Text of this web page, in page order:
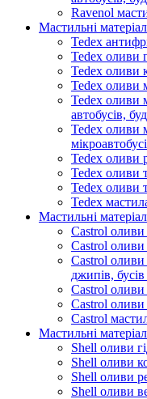
Ravenol
Мастильні
Tedex
Tedex оливи
Tedex оливи
Tedex оливи
Tedex оливи
автобусів,
Tedex оливи
Tedex оливи
Tedex оливи
Tedex оливи
Tedex
Мастильні
Castrol оливи
Castrol оливи
Castrol оливи
джипів,
Castrol оливи
Castrol оливи
Castrol
Мастильні
Shell оливи
Shell оливи
Shell оливи
Shell оливи